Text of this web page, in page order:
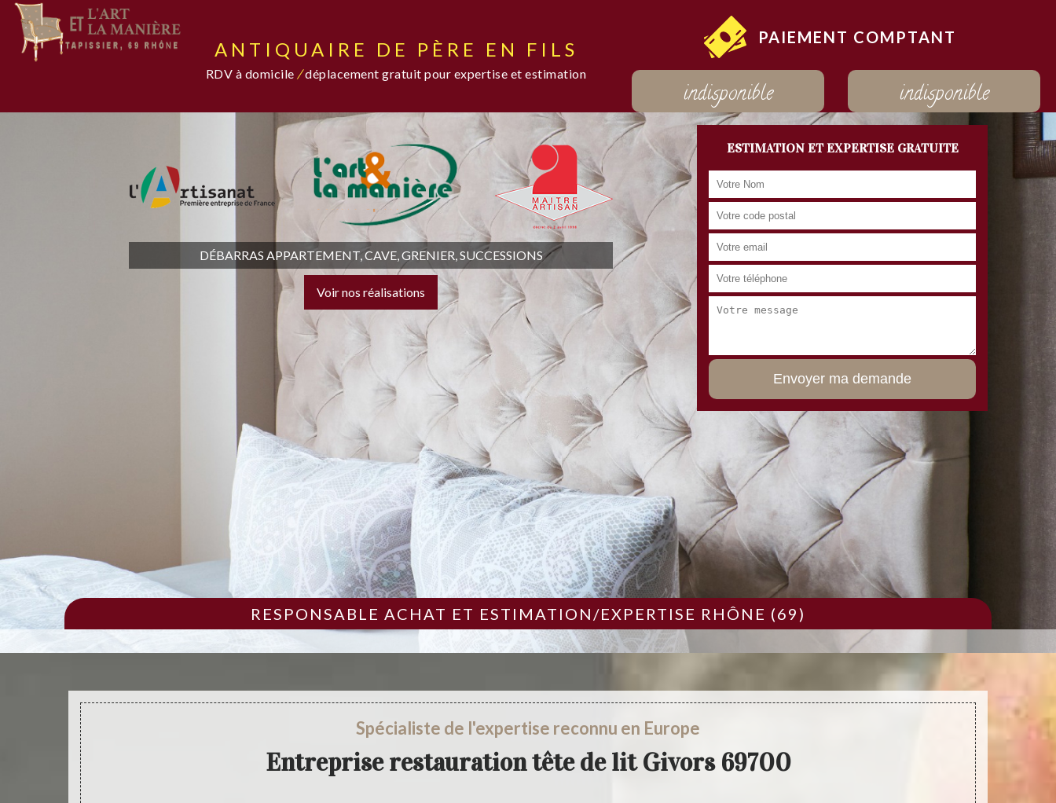
ANTIQUAIRE DE PÈRE EN FILS
RDV à domicile /déplacement gratuit pour expertise et estimation
PAIEMENT COMPTANT
indisponible indisponible
DÉBARRAS APPARTEMENT, CAVE, GRENIER, SUCCESSIONS
Voir nos réalisations
ESTIMATION ET EXPERTISE GRATUITE
RESPONSABLE ACHAT ET ESTIMATION/EXPERTISE RHÔNE (69)
Spécialiste de l'expertise reconnu en Europe
Entreprise restauration tête de lit Givors 69700